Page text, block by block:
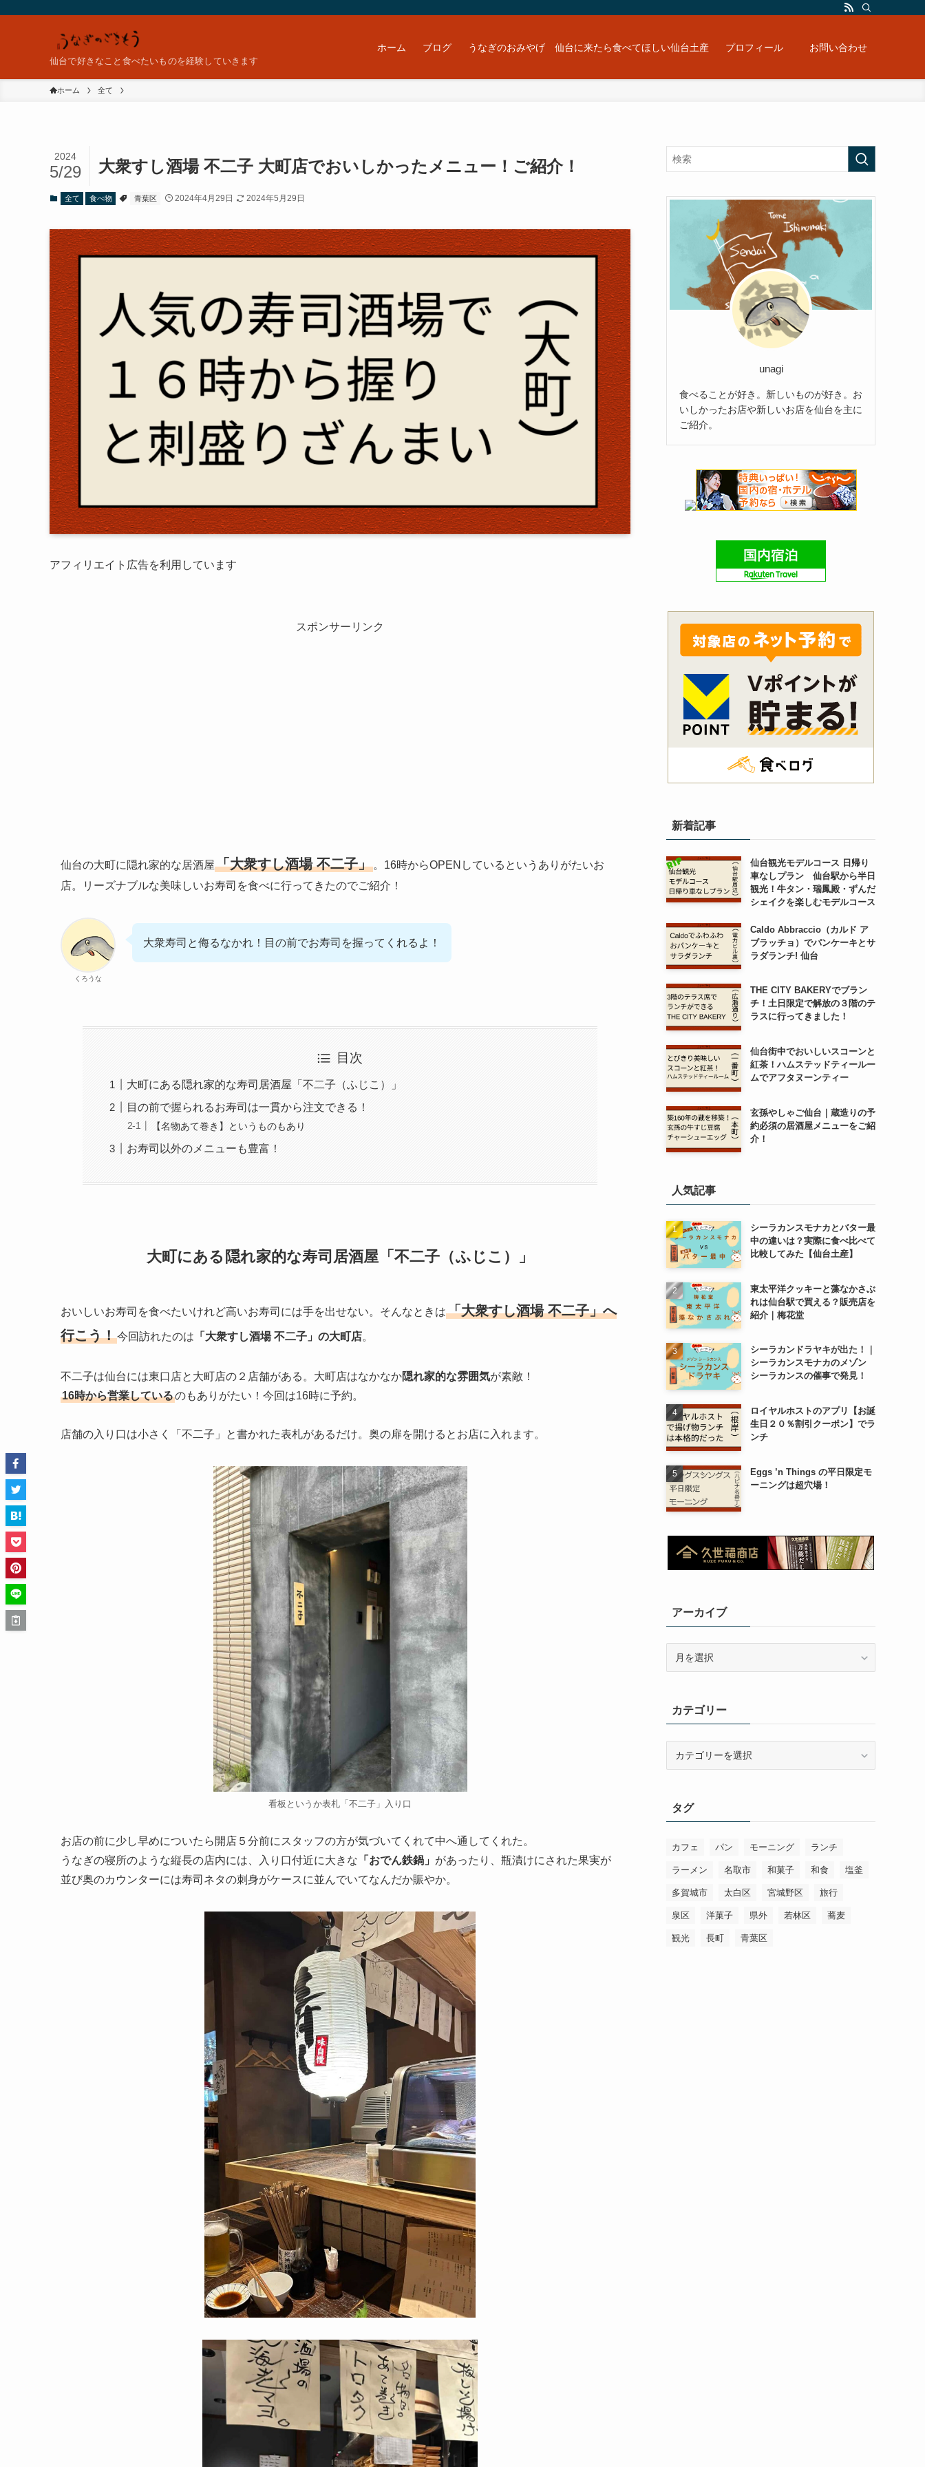
仙台で好きなこと食べたいものを経験していきます
ホーム ブログ うなぎのおみやげ 仙台に来たら食べてほしい仙台土産 プロフィール お問い合わせ
ホーム 全て
大衆すし酒場 不二子 大町店でおいしかったメニュー！ご紹介！
2024
5/29
全て 食べ物 青葉区 2024年4月29日 2024年5月29日
アフィリエイト広告を利用しています
スポンサーリンク
仙台の大町に隠れ家的な居酒屋「大衆すし酒場 不二子」。16時からOPENしているというありがたいお
店。リーズナブルな美味しいお寿司を食べに行ってきたのでご紹介！
くろうな
大衆寿司と侮るなかれ！目の前でお寿司を握ってくれるよ！
目次
大町にある隠れ家的な寿司居酒屋「不二子（ふじこ）」
目の前で握られるお寿司は一貫から注文できる！
【名物あて巻き】というものもあり
お寿司以外のメニューも豊富！
大町にある隠れ家的な寿司居酒屋「不二子（ふじこ）」
おいしいお寿司を食べたいけれど高いお寿司には手を出せない。そんなときは「大衆すし酒場 不二子」へ
行こう！今回訪れたのは 「大衆すし酒場 不二子」の大町店。
不二子は仙台には東口店と大町店の２店舗がある。大町店はなかなか隠れ家的な雰囲気が素敵！
16時から営業しているのもありがたい！今回は16時に予約。
店舗の入り口は小さく「不二子」と書かれた表札があるだけ。奥の扉を開けるとお店に入れます。
看板というか表札「不二子」入り口
お店の前に少し早めについたら開店５分前にスタッフの方が気づいてくれて中へ通してくれた。
うなぎの寝所のような縦長の店内には、入り口付近に大きな 「おでん鉄鍋」 があったり、瓶漬けにされた果実が
並び奥のカウンターには寿司ネタの刺身がケースに並んでいてなんだか賑やか。
unagi
食べることが好き。新しいものが好き。お
いしかったお店や新しいお店を仙台を主に
ご紹介。
新着記事
仙台観光モデルコース 日帰り
車なしプラン 仙台駅から半日
観光！牛タン・瑞鳳殿・ずんだ
シェイクを楽しむモデルコース
Caldo Abbraccio（カルド ア
ブラッチョ）でパンケーキとサ
ラダランチ! 仙台
THE CITY BAKERYでブラン
チ！土日限定で解放の３階のテ
ラスに行ってきました！
仙台街中でおいしいスコーンと
紅茶！ハムステッドティールー
ムでアフタヌーンティー
玄孫やしゃご仙台｜蔵造りの予
約必須の居酒屋メニューをご紹
介！
人気記事
シーラカンスモナカとバター最
中の違いは？実際に食べ比べて
比較してみた【仙台土産】
東太平洋クッキーと藻なかさぶ
れは仙台駅で買える？販売店を
紹介｜梅花堂
シーラカンドラヤキが出た！｜
シーラカンスモナカのメゾン
シーラカンスの催事で発見！
ロイヤルホストのアプリ【お誕
生日２０％割引クーポン】でラ
ンチ
Eggs ’n Things の平日限定モ
ーニングは超穴場！
アーカイブ
ブカテゴリー
ータグ
カフェ パン モーニング ランチ
ラーメン 名取市 和菓子 和食 塩釜
多賀城市 太白区 宮城野区 旅行
泉区 洋菓子 県外 若林区 蕎麦
観光 長町 青葉区